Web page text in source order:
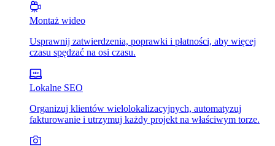
Montaż wideo
Usprawnij zatwierdzenia, poprawki i płatności, aby więcej
czasu spędzać na osi czasu.
Lokalne SEO
Organizuj klientów wielolokalizacyjnych, automatyzuj
fakturowanie i utrzymuj każdy projekt na właściwym torze.